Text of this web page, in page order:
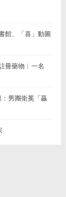
館、「喜」動圖
冊藥物︱一名
男團衛冕「贏